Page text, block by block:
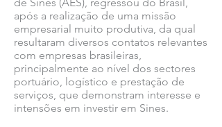
após a realização de uma missão
empresarial muito produtiva, da qual
resultaram diversos contatos relevantes
com empresas brasileiras,
principalmente ao nível dos sectores
portuário, logístico e prestação de
serviços, que demonstram interesse e
intensões em investir em Sines.